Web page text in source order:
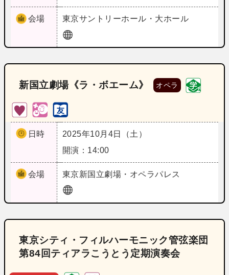
会場 東京サントリーホール・大ホール
新国立劇場《ラ・ボエーム》 オペラ
日時
2025年10月4日（土）
開演：14:00
会場 東京新国立劇場・オペラパレス
東京シティ・フィルハーモニック管弦楽団
第84回ティアラこうとう定期演奏会